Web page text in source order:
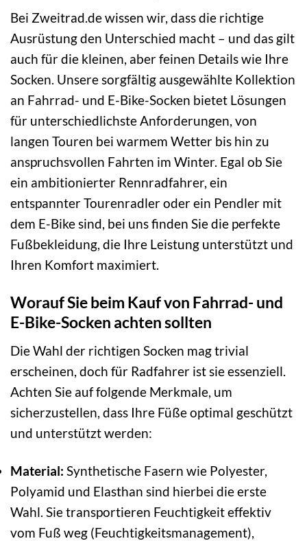
Bei Zweitrad.de wissen wir, dass die richtige
Ausrüstung den Unterschied macht – und das gilt
auch für die kleinen, aber feinen Details wie Ihre
Socken. Unsere sorgfältig ausgewählte Kollektion
an Fahrrad- und E-Bike-Socken bietet Lösungen
für unterschiedlichste Anforderungen, von
langen Touren bei warmem Wetter bis hin zu
anspruchsvollen Fahrten im Winter. Egal ob Sie
ein ambitionierter Rennradfahrer, ein
entspannter Tourenradler oder ein Pendler mit
dem E-Bike sind, bei uns finden Sie die perfekte
Fußbekleidung, die Ihre Leistung unterstützt und
Ihren Komfort maximiert.
Worauf Sie beim Kauf von Fahrrad- und
E-Bike-Socken achten sollten
Die Wahl der richtigen Socken mag trivial
erscheinen, doch für Radfahrer ist sie essenziell.
Achten Sie auf folgende Merkmale, um
sicherzustellen, dass Ihre Füße optimal geschützt
und unterstützt werden:
Material: Synthetische Fasern wie Polyester,
Polyamid und Elasthan sind hierbei die erste
Wahl. Sie transportieren Feuchtigkeit effektiv
vom Fuß weg (Feuchtigkeitsmanagement),